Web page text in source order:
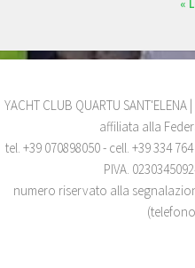
«
YACHT CLUB QUARTU
affiliata alla
tel. +39 070898050 - cell. +39 334
PIVA.
numero riservato alla